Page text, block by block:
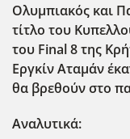
Ολυμπιακός και
τίτλο του
του Final 8 της
Εργκίν Αταμάν
θα βρεθούν στο
Αναλυτικά: